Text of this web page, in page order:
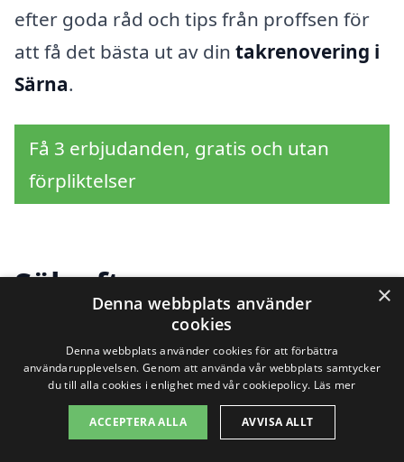
efter goda råd och tips från proffsen för
att få det bästa ut av din takrenovering i
Särna.
Få 3 erbjudanden, gratis och utan
förpliktelser
Sök efter en
professionell för
takrenovering i andra
städer nära Särna
×
Denna webbplats använder
cookies
Denna webbplats använder cookies för att förbättra
användarupplevelsen. Genom att använda vår webbplats samtycker
du till alla cookies i enlighet med vår cookiepolicy. Läs mer
ACCEPTERA ALLA AVVISA ALLT